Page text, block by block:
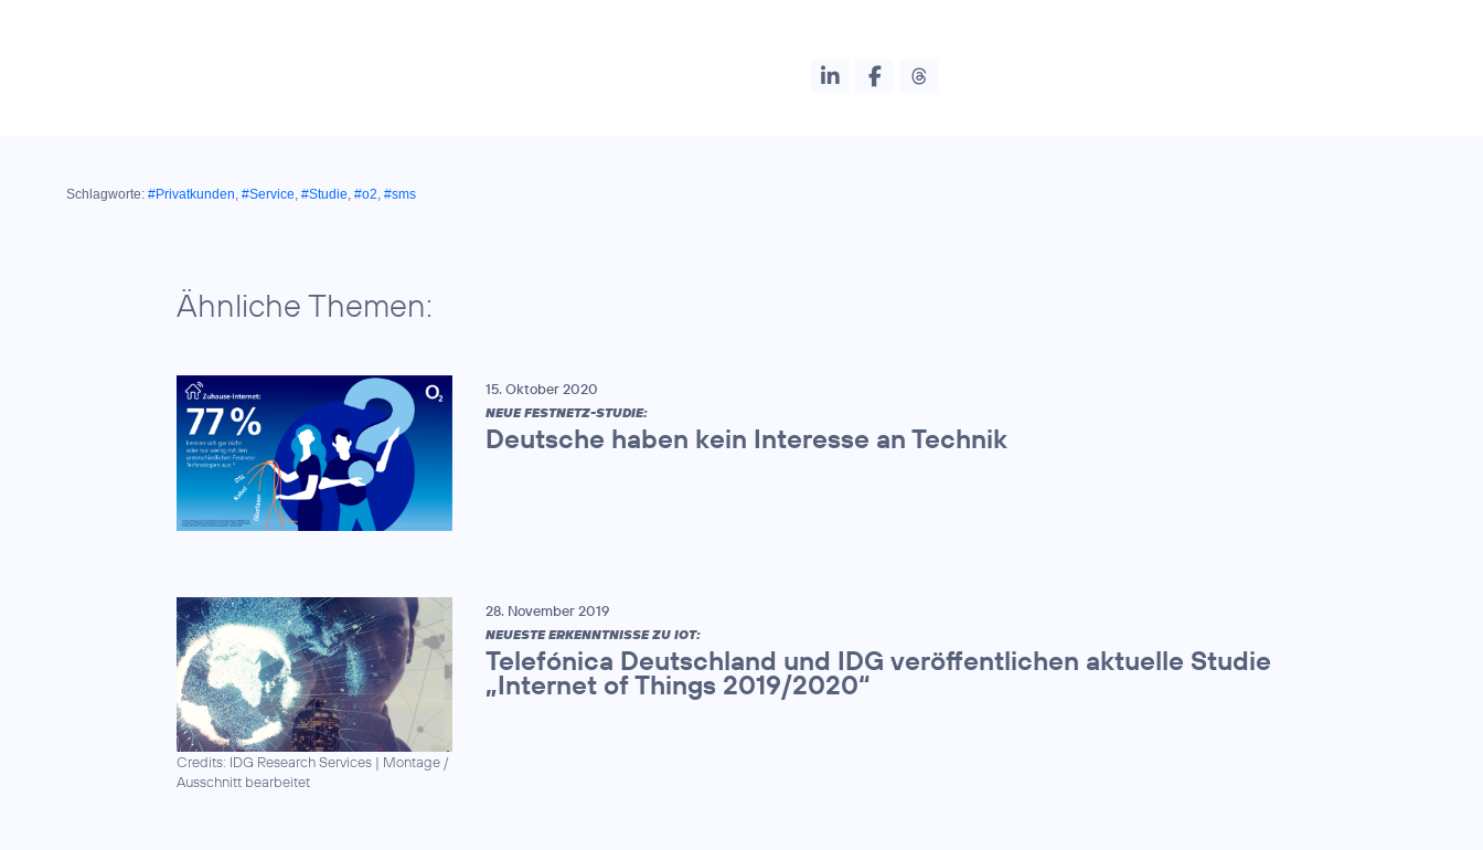
Schlagworte: #Privatkunden, #Service, #Studie, #o2, #sms
Ähnliche Themen:
15. Oktober 2020
NEUE FESTNETZ-STUDIE:
Deutsche haben kein Interesse an Technik
Credits: IDG Research Services | Montage /
Ausschnitt bearbeitet
28. November 2019
NEUESTE ERKENNTNISSE ZU IOT:
Telefónica Deutschland und IDG veröffentlichen aktuelle Studie
„Internet of Things 2019/2020“